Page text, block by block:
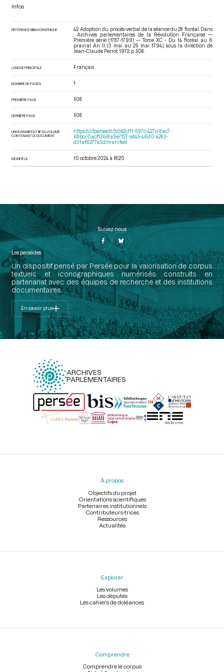
Infos
RÉFÉRENCE BIBLIOGRAPHIQUE
42. Adoption du procès-verbal de la séance du 28 floréal. Dans
: Archives parlementaires de la Révolution Française —
Première série (1787-1799) — Tome XC - Du 14 floréal au 6
prairial An II (3 mai au 25 mai 1794), sous la direction de
Jean-Claude Perrot. 1972. p. 508.
LANGUE PRINCIPALE Français
NOMBRE DE PAGES 1
PREMIÈRE PAGE 508
DERNIÈRE PAGE 508
URI DU MANIFEST IIIF DU VOLUME
CONTENANT LE DOCUMENT
https://iiif.persee.fr/b0e2cf11-597c-427d-8ac7-
68bcc0acf13b/8a9e7f27-a845-46d0-a283-
d31af6277e3d/manifest
MODIFIÉ LE 10 octobre 2024 à 18:20
Suivez-nous
Les perséides
Un dispositif pensé par Persée pour la valorisation de corpus
textuels et iconographiques numérisés construits en
partenariat avec des équipes de recherche et des institutions
documentaires.
En savoir plus
ARCHIVES
PARLEMENTAIRES
Menu
À propos
Objectifs du projet
Orientations scientifiques
Partenaires institutionnels
Contributeurs-trices
Ressources
Actualités
Explorer
Les volumes
Les députés
Les cahiers de doléances
Comprendre
Comprendre le corpus